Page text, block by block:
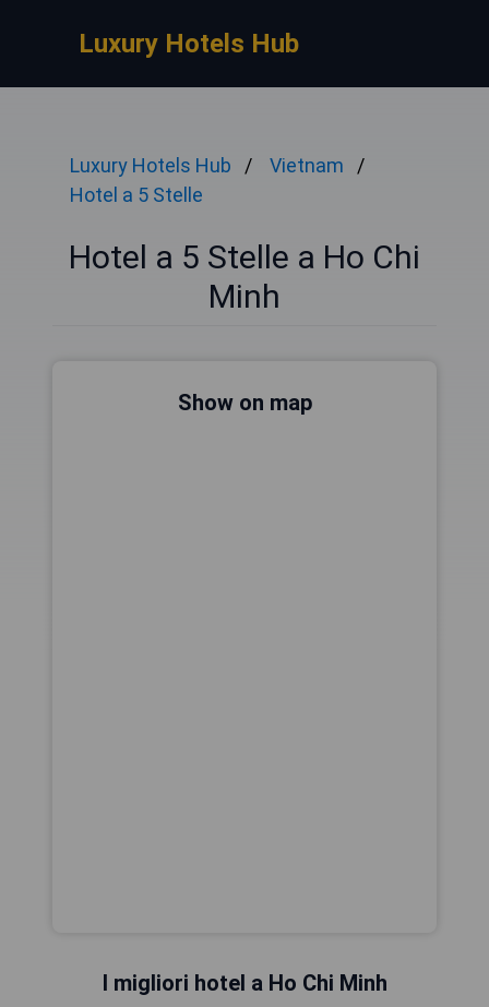
Luxury Hotels Hub
Luxury Hotels Hub
Vietnam
Hotel a 5 Stelle
Hotel a 5 Stelle a Ho Chi
Minh
Show on map
I migliori hotel a Ho Chi Minh